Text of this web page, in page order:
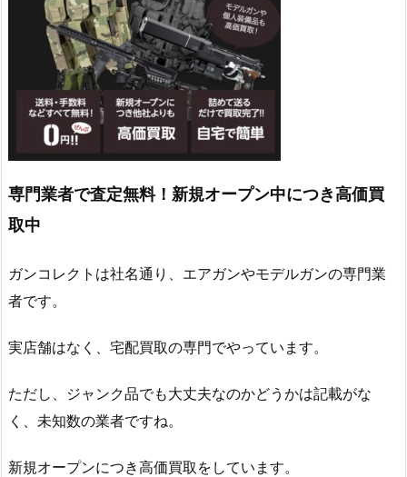
専門業者で査定無料！新規オープン中につき高価買
取中
ガンコレクトは社名通り、エアガンやモデルガンの専門業
者です。
実店舗はなく、宅配買取の専門でやっています。
ただし、ジャンク品でも大丈夫なのかどうかは記載がな
く、未知数の業者ですね。
新規オープンにつき高価買取をしています。